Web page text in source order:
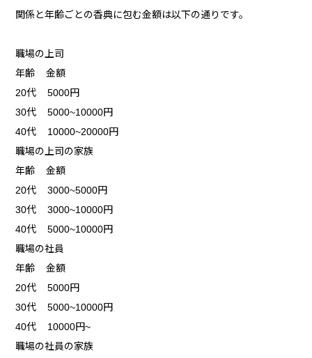
関係と年齢ごとの香典に包む金額は以下の通りです。
職場の上司
年齢 金額
20代 5000円
30代 5000~10000円
40代 10000~20000円
職場の上司の家族
年齢 金額
20代 3000~5000円
30代 3000~10000円
40代 5000~10000円
職場の社員
年齢 金額
20代 5000円
30代 5000~10000円
40代 10000円~
職場の社員の家族